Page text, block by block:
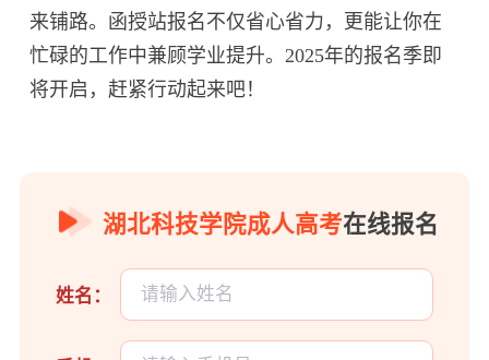
来铺路。函授站报名不仅省心省力，更能让你在
忙碌的工作中兼顾学业提升。2025年的报名季即
将开启，赶紧行动起来吧！
湖北科技学院成人高考在线报名
姓名：